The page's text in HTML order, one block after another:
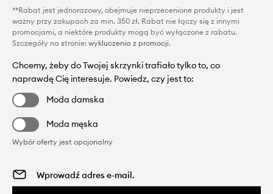
**Rabat jest jednorazowy, obejmuje nieprzecenione produkty i jest
ważny przy zakupach za min. 350 zł. Rabat nie łączy się z innymi
promocjami, a niektóre produkty mogą być wyłączone z rabatu.
Szczegóły na stronie: wykluczenia z promocji.
Chcemy, żeby do Twojej skrzynki trafiało tylko to, co
naprawdę Cię interesuje. Powiedz, czy jest to:
Moda damska
Moda męska
Wybór oferty jest opcjonalny